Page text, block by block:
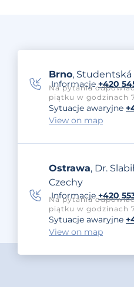
Brno, Studentská
Informacje +420
Na pytania
piątku w godzinach
Sytuacje awaryjne
View on map
Ostrawa, Dr.
Czechy
Informacje+420
Na pytania
piątku w godzinach
Sytuacje awaryjne
View on map